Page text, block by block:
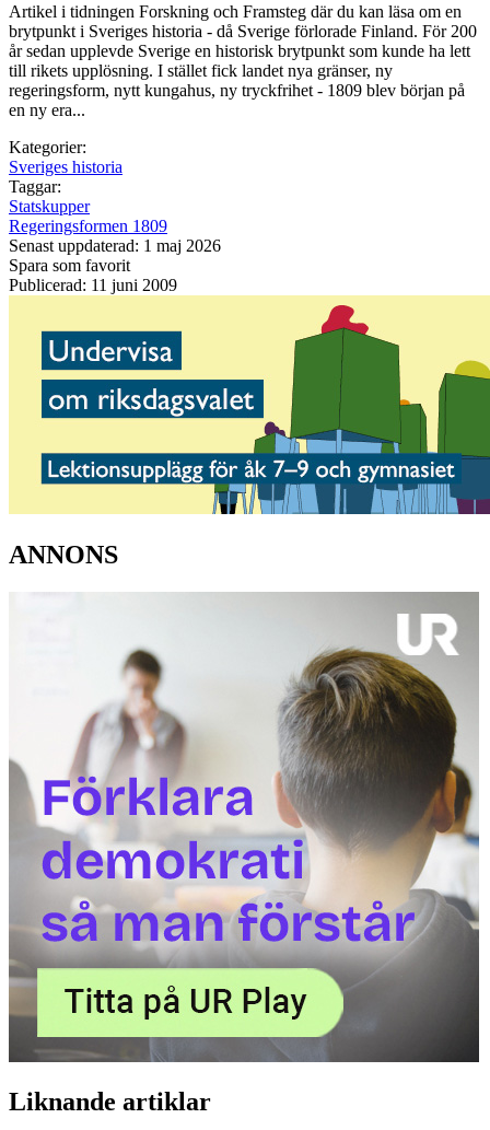
Artikel i tidningen Forskning och Framsteg där du kan läsa om en
brytpunkt i Sveriges historia - då Sverige förlorade Finland. För 200
år sedan upplevde Sverige en historisk brytpunkt som kunde ha lett
till rikets upplösning. I stället fick landet nya gränser, ny
regeringsform, nytt kungahus, ny tryckfrihet - 1809 blev början på
en ny era...
Kategorier:
Sveriges historia
Taggar:
Statskupper
Regeringsformen 1809
Senast uppdaterad: 1 maj 2026
Spara som favorit
Publicerad: 11 juni 2009
ANNONS
Liknande artiklar